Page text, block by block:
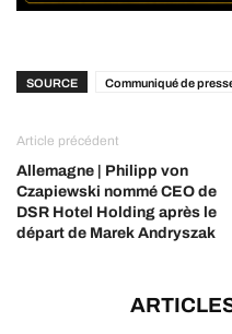
SOURCE Communiqué de
Article précédent
Allemagne | Philipp von
Czapiewski nommé CEO de
DSR Hotel Holding après le
départ de Marek Andryszak